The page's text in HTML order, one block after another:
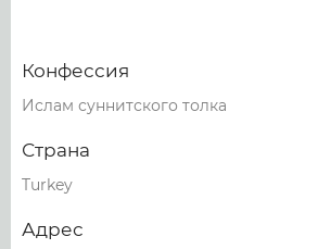
Конфессия
Ислам суннитского толка
Страна
Turkey
Адрес